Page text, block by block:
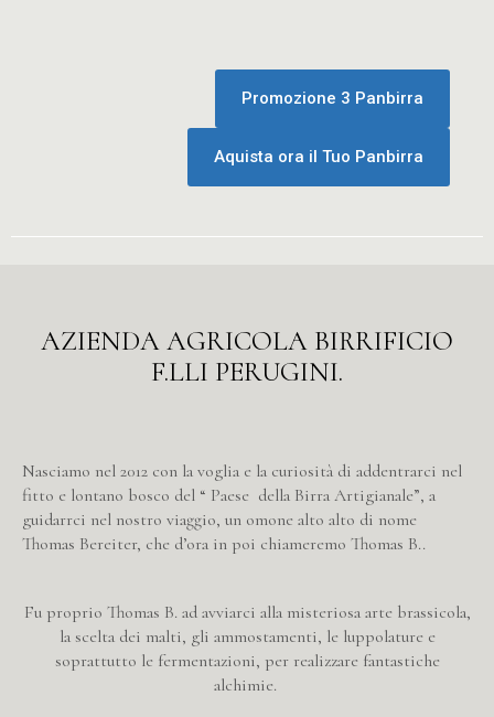
Promozione 3 Panbirra
Aquista ora il Tuo Panbirra
AZIENDA AGRICOLA BIRRIFICIO
F.LLI PERUGINI.
Nasciamo nel 2012 con la voglia e la curiosità di addentrarci nel
fitto e lontano bosco del “ Paese della Birra Artigianale”, a
guidarrci nel nostro viaggio, un omone alto alto di nome
Thomas Bereiter, che d’ora in poi chiameremo Thomas B..
Fu proprio Thomas B. ad avviarci alla misteriosa arte brassicola,
la scelta dei malti, gli ammostamenti, le luppolature e
soprattutto le fermentazioni, per realizzare fantastiche
alchimie.